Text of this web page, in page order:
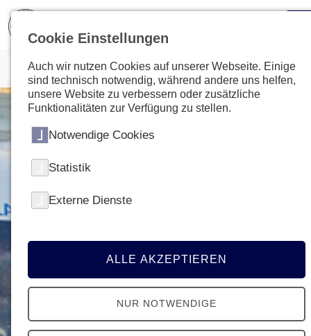
Cookie Einstellungen
Auch wir nutzen Cookies auf unserer Webseite. Einige
sind technisch notwendig, während andere uns helfen,
unsere Website zu verbessern oder zusätzliche
Funktionalitäten zur Verfügung zu stellen.
Notwendige Cookies
Statistik
Externe Dienste
ALLE AKZEPTIEREN
NUR NOTWENDIGE